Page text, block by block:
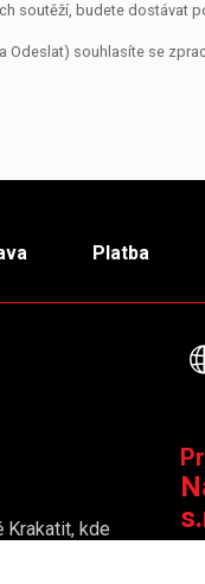
soutěží, budete dostávat
Odeslat) souhlasíte se
Platba
Krakatit, kde